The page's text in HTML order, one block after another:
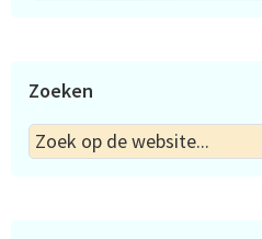
Zoeken
Zoek
op